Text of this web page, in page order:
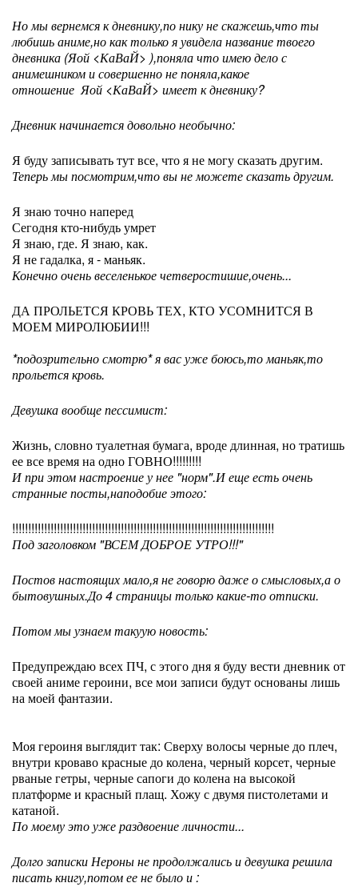
Но мы вернемся к дневнику,по нику не скажешь,что ты
любишь аниме,но как только я увидела название твоего
дневника (Яой <КаВаЙ> ),поняла что имею дело с
анимешником и совершенно не поняла,какое
отношение Яой <КаВаЙ> имеет к дневнику?
Дневник начинается довольно необычно:
Я буду записывать тут все, что я не могу сказать другим.
Теперь мы посмотрим,что вы не можете сказать другим.
Я знаю точно наперед
Сегодня кто-нибудь умрет
Я знаю, где. Я знаю, как.
Я не гадалка, я - маньяк.
Конечно очень веселенькое четверостишие,очень...
ДА ПРОЛЬЕТСЯ КРОВЬ ТЕХ, КТО УСОМНИТСЯ В
МОЕМ МИРОЛЮБИИ!!!
*подозрительно смотрю* я вас уже боюсь,то маньяк,то
прольется кровь.
Девушка вообще пессимист:
Жизнь, словно туалетная бумага, вроде длинная, но тратишь
ее все время на одно ГОВНО!!!!!!!!!
И при этом настроение у нее "норм".И еще есть очень
странные посты,наподобие этого:
!!!!!!!!!!!!!!!!!!!!!!!!!!!!!!!!!!!!!!!!!!!!!!!!!!!!!!!!!!!!!!!!!!!!!!!!!!!!!!!!!!
Под заголовком "ВСЕМ ДОБРОЕ УТРО!!!"
Постов настоящих мало,я не говорю даже о смысловых,а о
бытовушных.До 4 страницы только какие-то отписки.
Потом мы узнаем такуую новость:
Предупреждаю всех ПЧ, с этого дня я буду вести дневник от
своей аниме героини, все мои записи будут основаны лишь
на моей фантазии.
Моя героиня выглядит так: Сверху волосы черные до плеч,
внутри кроваво красные до колена, черный корсет, черные
рваные гетры, черные сапоги до колена на высокой
платформе и красный плащ. Хожу с двумя пистолетами и
катаной.
По моему это уже раздвоение личности...
Долго записки Нероны не продолжались и девушка решила
писать книгу,потом ее не было и :